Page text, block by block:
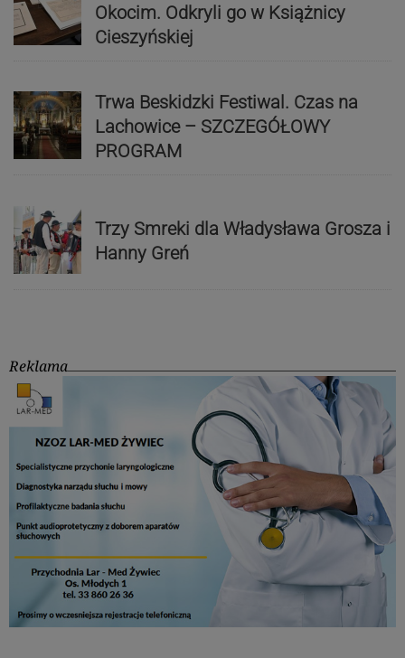
Okocim. Odkryli go w Książnicy
Cieszyńskiej
Trwa Beskidzki Festiwal. Czas na
Lachowice – SZCZEGÓŁOWY
PROGRAM
Trzy Smreki dla Władysława Grosza i
Hanny Greń
Reklama